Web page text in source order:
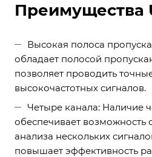
Преимущества
Высокая полоса
обладает полосой
позволяет проводить
высокочастотных сигналов.
Четыре канала: Наличие
обеспечивает возможность
анализа нескольких
повышает эффективность